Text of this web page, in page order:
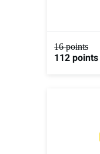
16 points
112 points